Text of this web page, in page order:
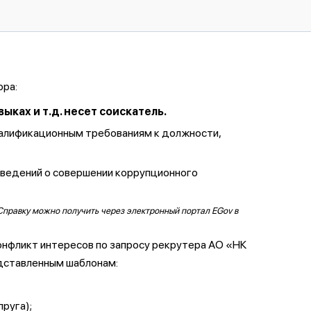
и т.д. несет соискатель.
требованиям к должности,
о совершении коррупционного
можно получить через электронный портал EGov в
интересов по запросу рекрутера АО «НК
шаблонам: